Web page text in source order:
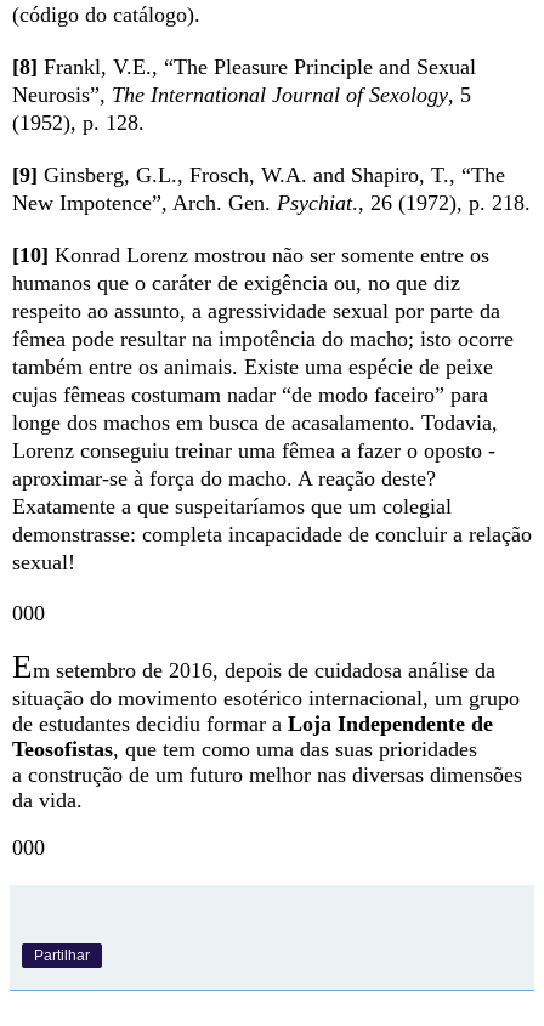
(código do catálogo).
[8] Frankl, V.E., “The Pleasure Principle and Sexual
Neurosis”, The International Journal of Sexology, 5
(1952), p. 128.
[9] Ginsberg, G.L., Frosch, W.A. and Shapiro, T., “The
New Impotence”, Arch. Gen. Psychiat., 26 (1972), p. 218.
[10] Konrad Lorenz mostrou não ser somente entre os
humanos que o caráter de exigência ou, no que diz
respeito ao assunto, a agressividade sexual por parte da
fêmea pode resultar na impotência do macho; isto ocorre
também entre os animais. Existe uma espécie de peixe
cujas fêmeas costumam nadar “de modo faceiro” para
longe dos machos em busca de acasalamento. Todavia,
Lorenz conseguiu treinar uma fêmea a fazer o oposto -
aproximar-se à força do macho. A reação deste?
Exatamente a que suspeitaríamos que um colegial
demonstrasse: completa incapacidade de concluir a relação
sexual!
000
Em setembro de 2016, depois de cuidadosa análise da
situação do movimento esotérico internacional, um grupo
de estudantes decidiu formar a Loja Independente de
Teosofistas, que tem como uma das suas prioridades
a construção de um futuro melhor nas diversas dimensões
da vida.
000
Partilhar